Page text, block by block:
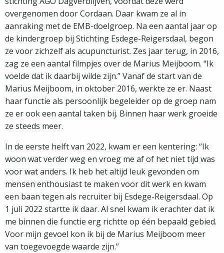
overgenomen door Cordaan. Daar kwam ze al in
aanraking met de EMB-doelgroep. Na een aantal jaar op
de kindergroep bij Stichting Esdege-Reigersdaal, begon
ze voor zichzelf als acupuncturist. Zes jaar terug, in 2016,
zag ze een aantal filmpjes over de Marius Meijboom. “Ik
voelde dat ik daarbij wilde zijn.” Vanaf de start van de
Marius Meijboom, in oktober 2016, werkte ze er. Naast
haar functie als persoonlijk begeleider op de groep nam
ze er ook een aantal taken bij. Binnen haar werk groeide
ze steeds meer.
In de eerste helft van 2022, kwam er een kentering: “Ik
woon wat verder weg en vroeg me af of het niet tijd was
voor wat anders. Ik heb het altijd leuk gevonden om
mensen enthousiast te maken voor dit werk en kwam
een baan tegen als recruiter bij Esdege-Reigersdaal. Op
1 juli 2022 startte ik daar. Al snel kwam ik erachter dat ik
me binnen die functie erg richtte op één bepaald gebied.
Voor mijn gevoel kon ik bij de Marius Meijboom meer
van toegevoegde waarde zijn.”